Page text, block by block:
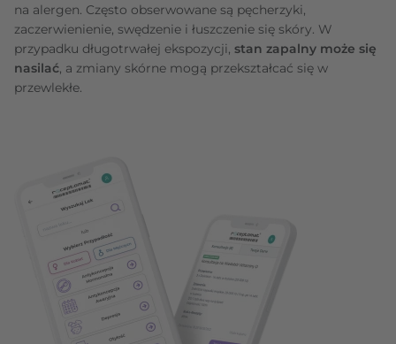
na alergen. Często obserwowane są pęcherzyki,
zaczerwienienie, swędzenie i łuszczenie się skóry. W
przypadku długotrwałej ekspozycji, stan zapalny może się
nasilać, a zmiany skórne mogą przekształcać się w
przewlekłe.